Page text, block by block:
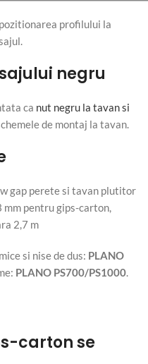
profilului la
negru
ca nut negru la tavan si
de montaj la tavan.
si nise de dus: PLANO
PLANO PS700/PS1000.
carton se